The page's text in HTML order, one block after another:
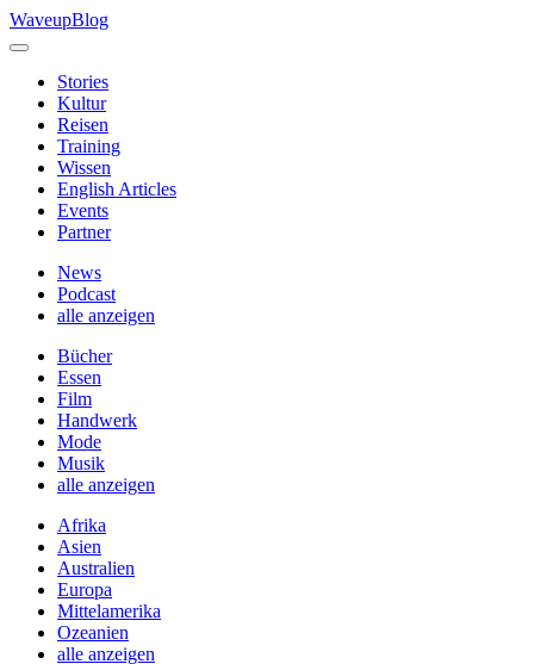
Skip
to
WaveupBlog
Stories
Kultur
Reisen
Training
Wissen
English Articles
Events
Partner
News
Podcast
alle anzeigen
Bücher
Essen
Film
Handwerk
Mode
Musik
alle anzeigen
Afrika
Asien
Australien
Europa
Mittelamerika
Ozeanien
alle anzeigen